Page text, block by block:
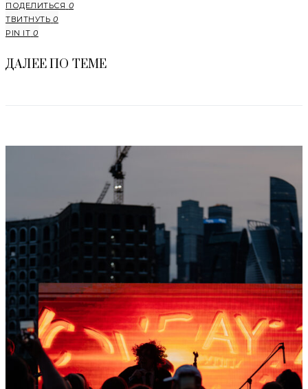
ПОДЕЛИТЬСЯ 0
ТВИТНУТЬ 0
PIN IT 0
ДАЛЕЕ ПО ТЕМЕ